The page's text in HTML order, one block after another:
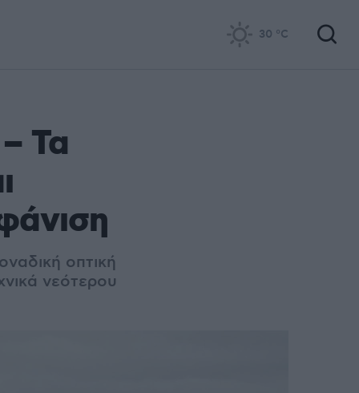
30 °C
Τα
οπτική
νεότερου